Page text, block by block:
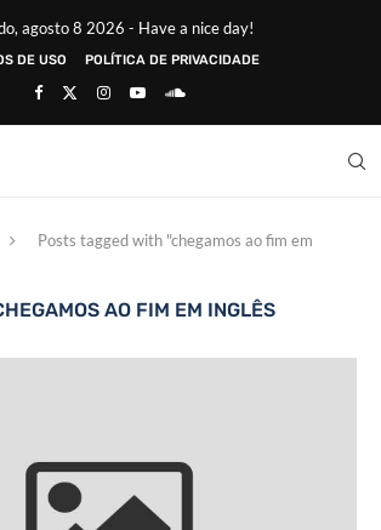
agosto 8 2026 - Have a nice day!
DE USO POLÍTICA DE PRIVACIDADE
Posts tagged with "chegamos ao fim em
AO FIM EM INGLÊS